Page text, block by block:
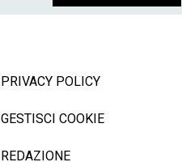
PRIVACY POLICY
GESTISCI COOKIE
REDAZIONE